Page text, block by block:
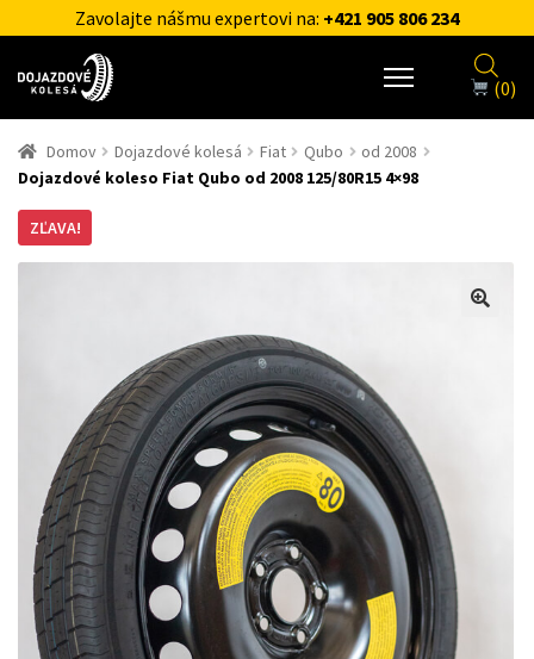
Zavolajte nášmu expertovi na: +421 905 806 234
(0)
Domov Dojazdové kolesá Fiat Qubo
od 2008
Dojazdové koleso Fiat Qubo od 2008 125/80R15 4×98
ZĽAVA!